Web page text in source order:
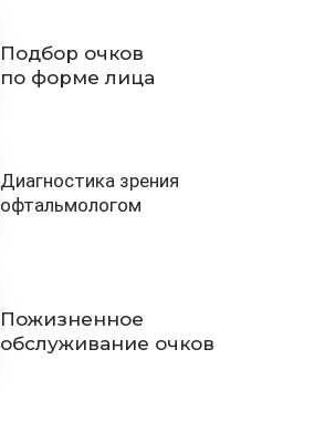
Подбор очков
по форме лица
Пожизненное
обслуживание очков
Диагностика зрения
офтальмологом